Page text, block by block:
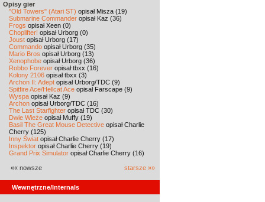
Opisy gier
"Old Towers" (Atari ST) opisał Misza (19)
Submarine Commander opisał Kaz (36)
Frogs opisał Xeen (0)
Choplifter! opisał Urborg (0)
Joust opisał Urborg (17)
Commando opisał Urborg (35)
Mario Bros opisał Urborg (13)
Xenophobe opisał Urborg (36)
Robbo Forever opisał tbxx (16)
Kolony 2106 opisał tbxx (3)
Archon II: Adept opisał Urborg/TDC (9)
Spitfire Ace/Hellcat Ace opisał Farscape (9)
Wyspa opisał Kaz (9)
Archon opisał Urborg/TDC (16)
The Last Starfighter opisał TDC (30)
Dwie Wieże opisał Muffy (19)
Basil The Great Mouse Detective opisał Charlie
Cherry (125)
Inny Świat opisał Charlie Cherry (17)
Inspektor opisał Charlie Cherry (19)
Grand Prix Simulator opisał Charlie Cherry (16)
«« nowsze starsze »»
Wewnętrzne/Internals